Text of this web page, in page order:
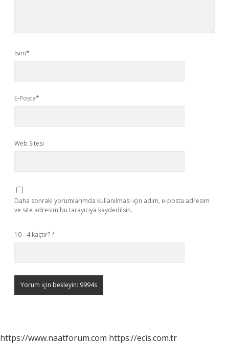
İsim*
E-Posta*
Web Sitesi
Daha sonraki yorumlarımda kullanılması için adım, e-posta adresim
ve site adresim bu tarayıcıya kaydedilsin.
10 - 4 kaçtır?*
https://www.naatforum.com https://ecis.com.tr